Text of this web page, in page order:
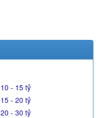
10 - 15 tỷ
15 - 20 tỷ
20 - 30 tỷ